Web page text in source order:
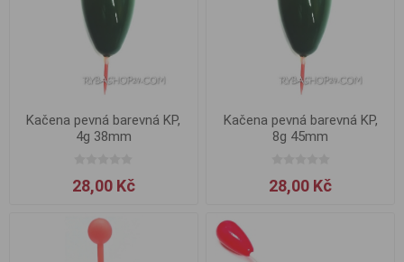
Kačena pevná barevná KP,
4g 38mm
28,00 Kč
Kačena pevná barevná KP,
8g 45mm
28,00 Kč